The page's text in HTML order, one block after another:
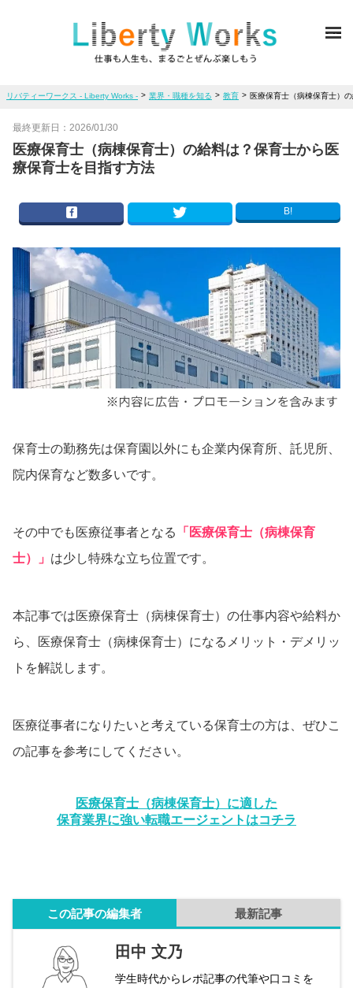
リバティーワークス - Liberty Works - > 業界・職種を知る > 教育 > 医療保育士（病棟保育士）
最終更新日： 2026/01/30
医療保育士（病棟保育士）の給料は？保育士から医
療保育士を目指す方法
B!
保育士の勤務先は保育園以外にも企業内保育所、託児所、
院内保育など数多いです。
その中でも医療従事者となる
「医療保育士（病棟保育
士）」 は少し特殊な立ち位置です。
本記事では医療保育士（病棟保育士）の仕事内容や給料か
ら、医療保育士（病棟保育士）になるメリット・デメリッ
トを解説します。
医療従事者になりたいと考えている保育士の方は、ぜひこ
の記事を参考にしてください。
医療保育士（病棟保育士）に適した
保育業界に強い転職エージェントはコチラ
この記事の編集者 最新記事
田中 文乃
学生時代からレポ記事の代筆や口コミを